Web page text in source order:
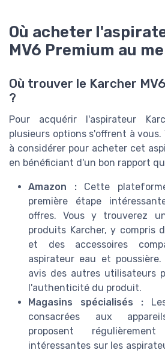
Où acheter
MV6 Premium au
Où trouver le Karcher
?
Pour acquérir l'aspirateur
plusieurs options s'offrent à
à considérer pour acheter cet
en bénéficiant d'un bon rapport
Amazon : Cette
première étape
offres. Vous y trouverez
produits Karcher, y compris
et des accessoires
aspirateur eau et
avis des autres utilisateurs
l'authenticité du produit.
Magasins spécialisés :
consacrées aux
proposent
intéressantes sur les